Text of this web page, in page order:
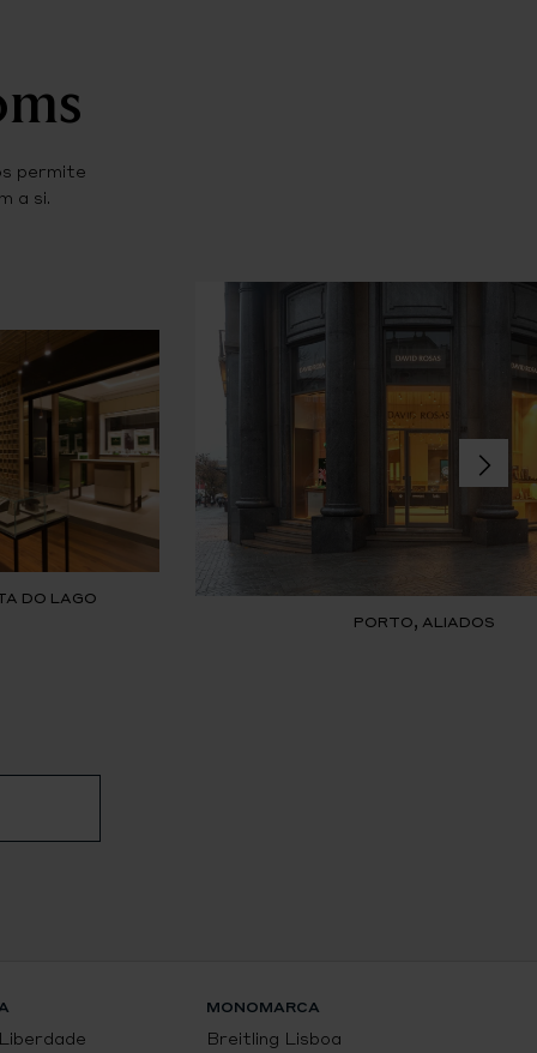
permite
a si.
DO LAGO
PORTO, ALIADOS
MONOMARCA
Breitling Lisboa